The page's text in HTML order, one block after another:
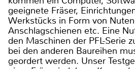
geeignete Fräser,
Werkstücks in Form von
Anschlagschienen etc. Eine
den Maschinen der PFL-Serie
bei den anderen Baureihen
geordert werden. Unser